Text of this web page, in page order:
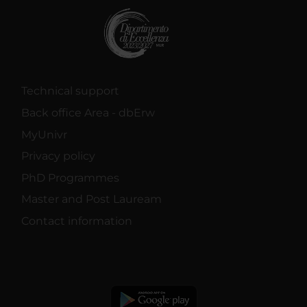
Technical support
Back office Area - dbErw
MyUnivr
Privacy policy
PhD Programmes
Master and Post Lauream
Contact information